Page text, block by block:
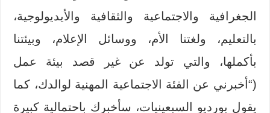
الجغرافية والاجتماعية والثقافية والأيديولوجية،
بالتعليم، ولغتنا الأم، ووسائل الإعلام، وبيئتنا
بأكملها، والتي تولد عن غير قصد بيئة عمل
(“أخبرني عن الفئة الاجتماعية المهنية لوالدك، كما
يقول بورديو السبعينيات، سأخبرك باحتمالية كبيرة